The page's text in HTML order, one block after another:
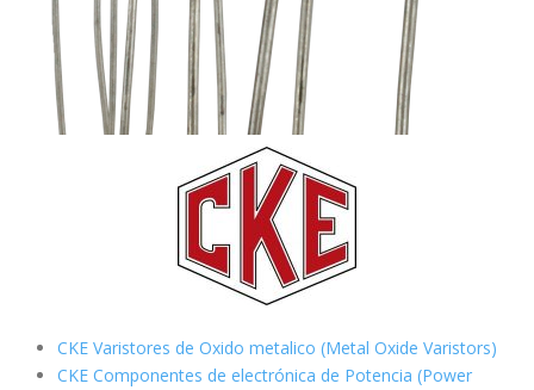
CKE Varistores de Oxido metalico (Metal Oxide Varistors)
CKE Componentes de electrónica de Potencia (Power